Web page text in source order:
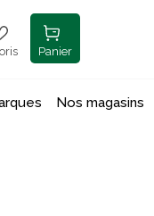
Panier
Nos magasins